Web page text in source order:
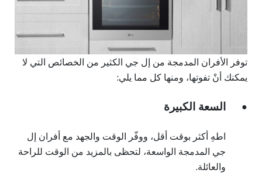
توفر الأفران المدمجة من إل جي الكثير من الخصائص التي لا
يمكنك أنْ تفوتها، ومنها كل مما يلي:
● السعة الكبيرة
اطهِ أكثر بوقت أقل، ووفّر الوقت والجهد مع أفران إل
جي المدمجة الواسعة، لتحظى بالمزيد من الوقت للراحة
والعائلة.